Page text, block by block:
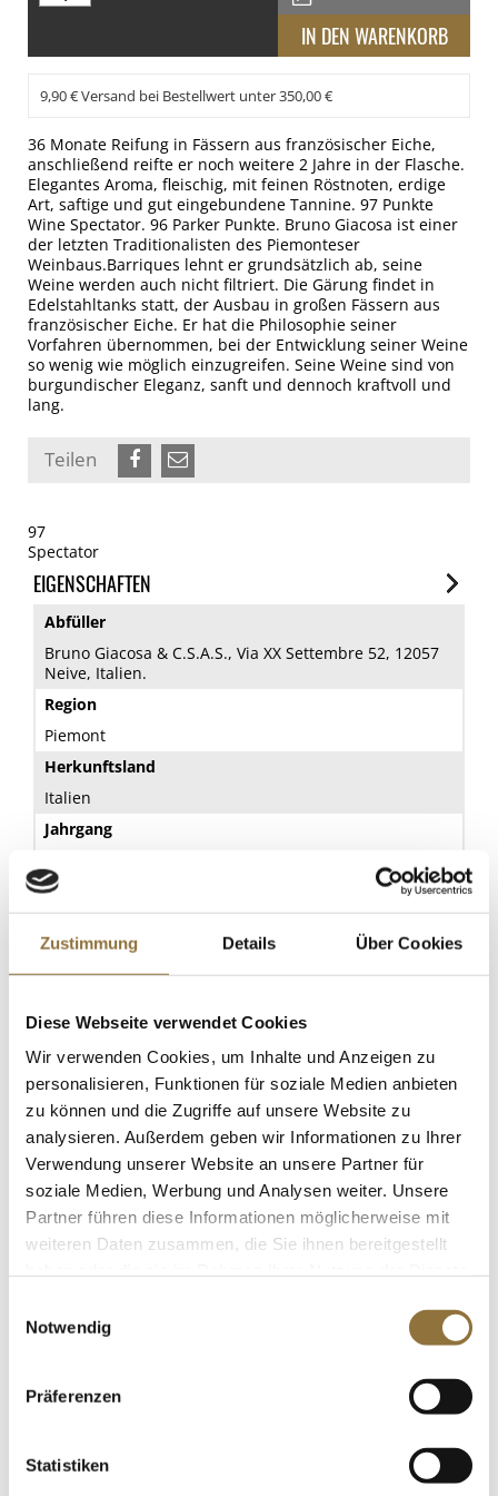
Zustimmung Details Über Cookies
Diese Webseite verwendet Cookies
Wir verwenden Cookies, um Inhalte und Anzeigen zu
personalisieren, Funktionen für soziale Medien anbieten
zu können und die Zugriffe auf unsere Website zu
analysieren. Außerdem geben wir Informationen zu Ihrer
Verwendung unserer Website an unsere Partner für
soziale Medien, Werbung und Analysen weiter. Unsere
Partner führen diese Informationen möglicherweise mit
weiteren Daten zusammen, die Sie ihnen bereitgestellt
Notwendig
Präferenzen
Statistiken
9,90 € Versand bei Bestellwert unter 350,00 €
36 Monate Reifung in Fässern aus französischer Eiche,
anschließend reifte er noch weitere 2 Jahre in der Flasche.
Elegantes Aroma, fleischig, mit feinen Röstnoten, erdige
Art, saftige und gut eingebundene Tannine. 97 Punkte
Wine Spectator. 96 Parker Punkte. Bruno Giacosa ist einer
der letzten Traditionalisten des Piemonteser
Weinbaus.Barriques lehnt er grundsätzlich ab, seine
Weine werden auch nicht filtriert. Die Gärung findet in
Edelstahltanks statt, der Ausbau in großen Fässern aus
französischer Eiche. Er hat die Philosophie seiner
Vorfahren übernommen, bei der Entwicklung seiner Weine
so wenig wie möglich einzugreifen. Seine Weine sind von
burgundischer Eleganz, sanft und dennoch kraftvoll und
lang.
Teilen
97
Spectator
EIGENSCHAFTEN
Abfüller
Bruno Giacosa & C.S.A.S., Via XX Settembre 52, 12057
Neive, Italien.
Region
Piemont
Herkunftsland
Italien
Jahrgang
Sorte
Kategorie
Gesamtalkoholgehalt
14.0% vol
Geschmack/Zuckergehalt
trocken
Cuvée
Nein
Rebsorte
Nebbiolo
Rotwein, trocken. Eigenschaften: Es müssen keine
Nährwerte angegeben werden.
Verantwortlicher Unternehmer: Bruno Giacosa & C. s.n.c.,
Via XX Settembre 52, 12057 Neive, I.